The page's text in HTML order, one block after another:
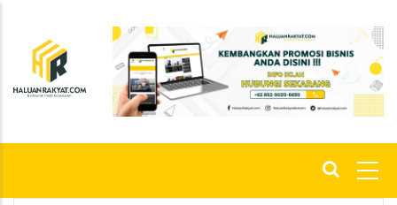
content